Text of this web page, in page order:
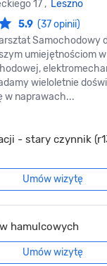
17 , Leszno
5.9 (37 opinii)
Samochodowy
umiejętnościom
wieloletnie
w naprawach...
- stary czynnik
Umów wizytę
hamulcowych
Umów wizytę